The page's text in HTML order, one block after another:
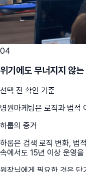
04
위기에도 무너지지 않
선택 전 확인 기준
병원마케팅은 로직과 법적
하룹의 증거
하룹은 검색 로직 변화, 법
속에서도 15년 이상 운영